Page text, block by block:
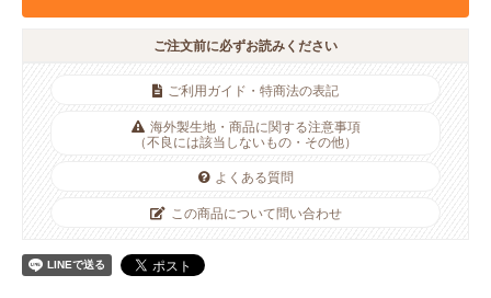
ご注文前に必ずお読みください
ご利用ガイド・特商法の表記
海外製生地・商品に関する注意事項
（不良には該当しないもの・その他）
よくある質問
この商品について問い合わせ